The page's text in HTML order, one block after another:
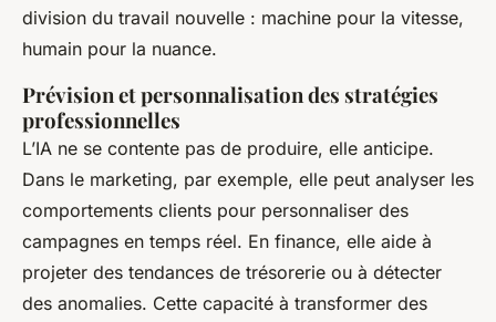
division du travail nouvelle : machine pour la vitesse,
humain pour la nuance.
Prévision et personnalisation des stratégies
professionnelles
L’IA ne se contente pas de produire, elle anticipe.
Dans le marketing, par exemple, elle peut analyser les
comportements clients pour personnaliser des
campagnes en temps réel. En finance, elle aide à
projeter des tendances de trésorerie ou à détecter
des anomalies. Cette capacité à transformer des